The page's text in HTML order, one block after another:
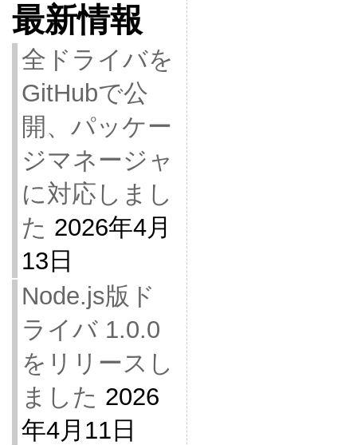
最新情報
全ドライバを
GitHubで公
開、パッケー
ジマネージャ
に対応しまし
た 2026年4月
13日
Node.js版ド
ライバ 1.0.0
をリリースし
ました 2026
年4月11日